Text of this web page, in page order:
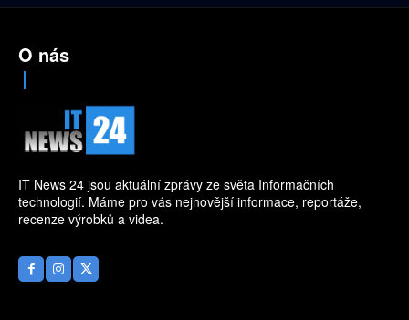
O nás
IT News 24 jsou aktuální zprávy ze světa Informačních
technologií. Máme pro vás nejnovější informace, reportáže,
recenze výrobků a videa.